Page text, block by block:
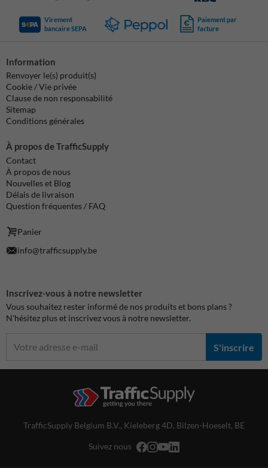
Virement
bancaire SEPA
Paiement par
facture
Information
Renvoyer le(s) produit(s)
Cookie / Vie privée
Clause de non responsabilité
Sitemap
Conditions générales
À propos de TrafficSupply
Contact
À propos de nous
Nouvelles et Blog
Délais de livraison
Question fréquentes / FAQ
Panier
info@trafficsupply.be
Inscrivez-vous à notre newsletter
Vous souhaitez rester informé de nos produits et bons plans ?
N'hésitez plus et inscrivez vous à notre newsletter.
S'inscrire
TrafficSupply Belgium B.V., Kieleberg 4D, Bilzen-Hoeselt, BE
Suivez nous